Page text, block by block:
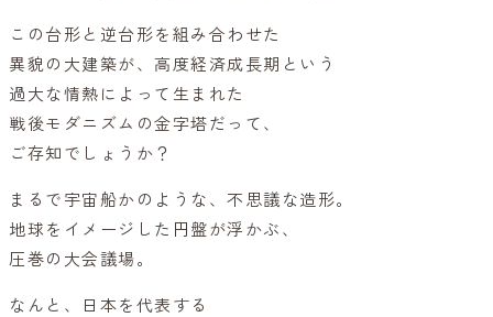
この台形と逆台形を組み合わせた
異貌の大建築が、高度経済成長期という
過大な情熱によって生まれた
戦後モダニズムの金字塔だって、
ご存知でしょうか？
まるで宇宙船かのような、不思議な造形。
地球をイメージした円盤が浮かぶ、
圧巻の大会議場。
なんと、日本を代表する